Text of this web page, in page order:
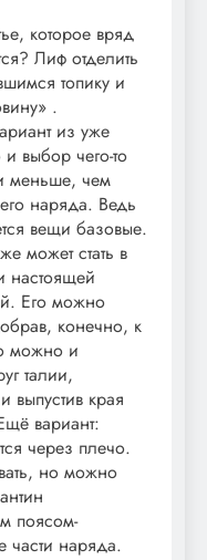
которое вряд
Лиф отделить
топику и
.
из уже
выбор чего-то
меньше, чем
наряда. Ведь
вещи базовые.
может стать в
настоящей
Его можно
конечно, к
можно и
талии,
выпустив края
вариант:
через плечо.
но можно
поясом-
части наряда.